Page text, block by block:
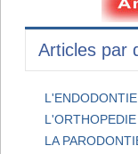
Articles par
L'ENDODONTIE
LA